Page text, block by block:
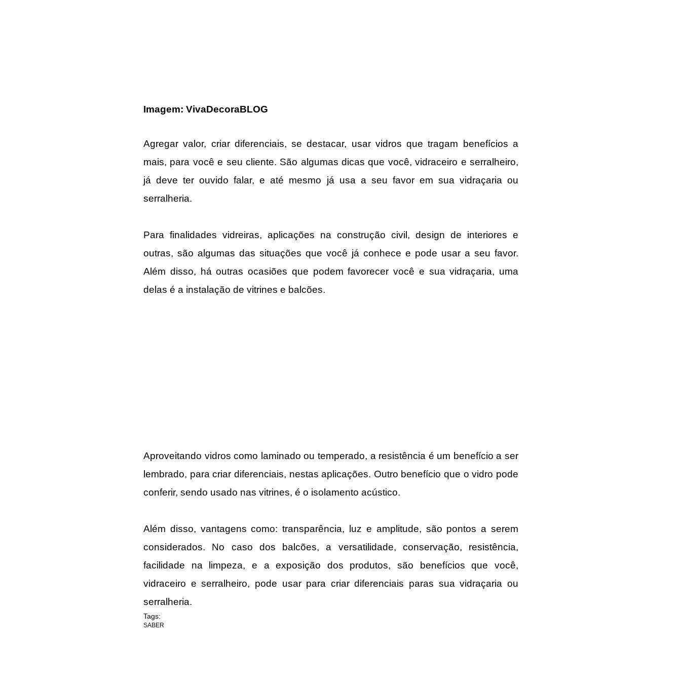
Imagem: VivaDecoraBLOG
Agregar valor, criar diferenciais, se destacar, usar vidros que tragam benefícios a
mais, para você e seu cliente. São algumas dicas que você, vidraceiro e serralheiro,
já deve ter ouvido falar, e até mesmo já usa a seu favor em sua vidraçaria ou
serralheria.
Para finalidades vidreiras, aplicações na construção civil, design de interiores e
outras, são algumas das situações que você já conhece e pode usar a seu favor.
Além disso, há outras ocasiões que podem favorecer você e sua vidraçaria, uma
delas é a instalação de vitrines e balcões.
Aproveitando vidros como laminado ou temperado, a resistência é um benefício a ser
lembrado, para criar diferenciais, nestas aplicações. Outro benefício que o vidro pode
conferir, sendo usado nas vitrines, é o isolamento acústico.
Além disso, vantagens como: transparência, luz e amplitude, são pontos a serem
considerados. No caso dos balcões, a versatilidade, conservação, resistência,
facilidade na limpeza, e a exposição dos produtos, são benefícios que você,
vidraceiro e serralheiro, pode usar para criar diferenciais paras sua vidraçaria ou
serralheria.
Tags:
SABER